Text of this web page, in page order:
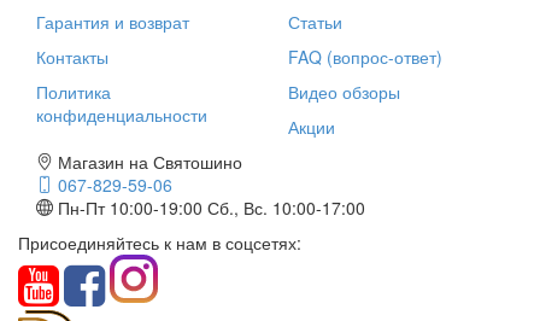
Гарантия и возврат
Контакты
Политика
конфиденциальности
Статьи
FAQ (вопрос-ответ)
Видео обзоры
Акции
Магазин на Святошино
067-829-59-06
Пн-Пт 10:00-19:00 Сб., Вс. 10:00-17:00
Присоединяйтесь к нам в соцсетях: